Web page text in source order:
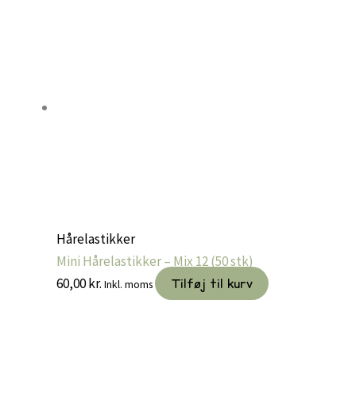
Hårelastikker
Mini Hårelastikker – Mix 12 (50 stk)
60,00kr. Inkl. moms Tilføj til kurv